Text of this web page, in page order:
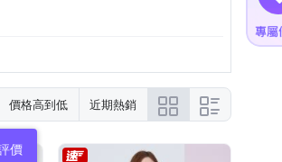
價格高到低 近期熱銷